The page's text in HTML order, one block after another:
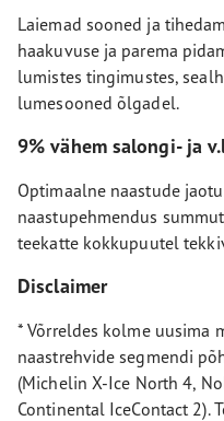
Laiemad sooned ja
haakuvuse ja parema
lumistes tingimustes,
lumesooned õlgadel.
9% vähem salongi- ja
Optimaalne naastude
naastupehmendus
teekatte kokkupuutel
Disclaimer
* Võrreldes kolme uusima
naastrehvide segmendi
(Michelin X-Ice North 4,
Continental IceContact 2).